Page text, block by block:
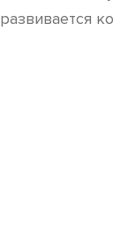
развивается